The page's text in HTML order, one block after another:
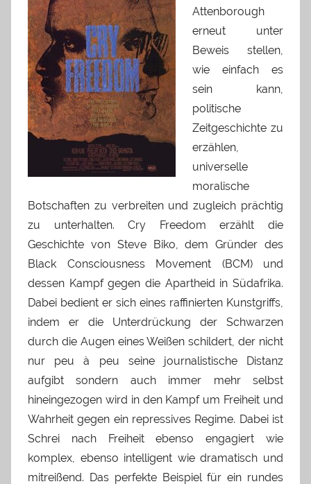
Attenborough
erneut unter
Beweis stellen,
wie einfach es
sein kann,
politische
Zeitgeschichte zu
erzählen,
universelle
moralische
Botschaften zu verbreiten und zugleich prächtig
zu unterhalten. Cry Freedom erzählt die
Geschichte von Steve Biko, dem Gründer des
Black Consciousness Movement (BCM) und
dessen Kampf gegen die Apartheid in Südafrika.
Dabei bedient er sich eines raffinierten Kunstgriffs,
indem er die Unterdrückung der Schwarzen
durch die Augen eines Weißen schildert, der nicht
nur peu à peu seine journalistische Distanz
aufgibt sondern auch immer mehr selbst
hineingezogen wird in den Kampf um Freiheit und
Wahrheit gegen ein repressives Regime. Dabei ist
Schrei nach Freiheit ebenso engagiert wie
komplex, ebenso intelligent wie dramatisch und
mitreißend. Das perfekte Beispiel für ein rundes